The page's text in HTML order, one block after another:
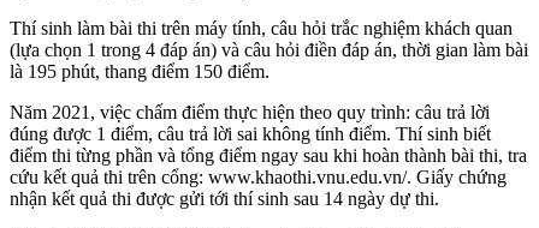
Thí sinh làm bài thi trên máy tính, câu hỏi trắc nghiệm khách quan
(lựa chọn 1 trong 4 đáp án) và câu hỏi điền đáp án, thời gian làm bài
là 195 phút, thang điểm 150 điểm.
Năm 2021, việc chấm điểm thực hiện theo quy trình: câu trả lời
đúng được 1 điểm, câu trả lời sai không tính điểm. Thí sinh biết
điểm thi từng phần và tổng điểm ngay sau khi hoàn thành bài thi, tra
cứu kết quả thi trên cổng: www.khaothi.vnu.edu.vn/. Giấy chứng
nhận kết quả thi được gửi tới thí sinh sau 14 ngày dự thi.